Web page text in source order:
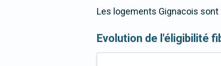
Les logements Gignacois sont
Evolution de l'éligibilité